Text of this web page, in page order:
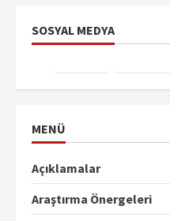
SOSYAL MEDYA
MENÜ
Açıklamalar
Araştırma Önergeleri